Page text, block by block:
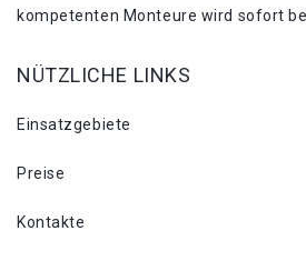
kompetenten Monteure wird sofort
NÜTZLICHE LINKS
Einsatzgebiete
Preise
Kontakte